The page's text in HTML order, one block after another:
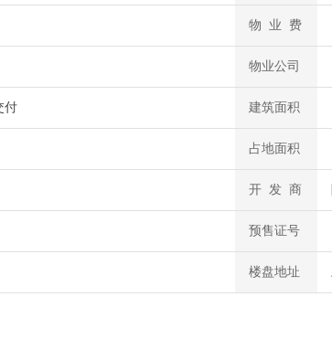
物 业 费
物业公司
付 建筑面积
占地面积
开 发 商
预售证号
楼盘地址